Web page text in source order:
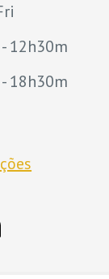
12h30m
18h30m